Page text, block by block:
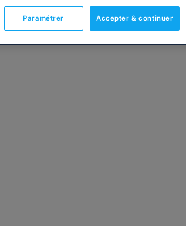
Accepter & continuer
Paramétrer